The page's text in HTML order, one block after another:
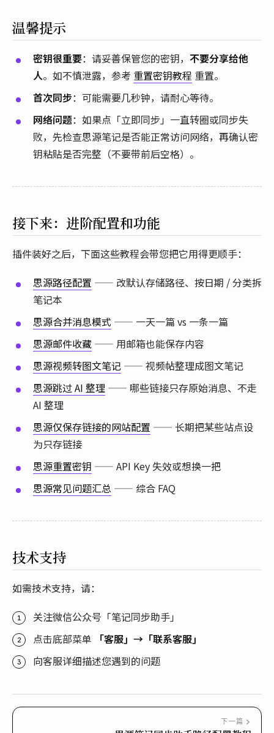
温馨提示
密钥很重要：请妥善保管您的密钥， 不要分享给他
人。如不慎泄露，参考 重置密钥教程 重置。
首次同步：可能需要几秒钟，请耐心等待。
网络问题：如果点「立即同步」一直转圈或同步失
败，先检查思源笔记是否能正常访问网络，再确认密
钥粘贴是否完整（不要带前后空格）。
接下来：进阶配置和功能
插件装好之后，下面这些教程会带您把它用得更顺手：
思源路径配置 —— 改默认存储路径、按日期 / 分类拆
笔记本
思源合并消息模式 —— 一天一篇 vs 一条一篇
思源邮件收藏 —— 用邮箱也能保存内容
思源视频转图文笔记 —— 视频帖整理成图文笔记
思源跳过 AI 整理 —— 哪些链接只存原始消息、不走
AI 整理
思源仅保存链接的网站配置 —— 长期把某些站点设
为只存链接
思源重置密钥 —— API Key 失效或想换一把
思源常见问题汇总 —— 综合 FAQ
技术支持
如需技术支持，请：
关注微信公众号「笔记同步助手」
点击底部菜单
「客服」→「联系客服」
向客服详细描述您遇到的问题
下一篇